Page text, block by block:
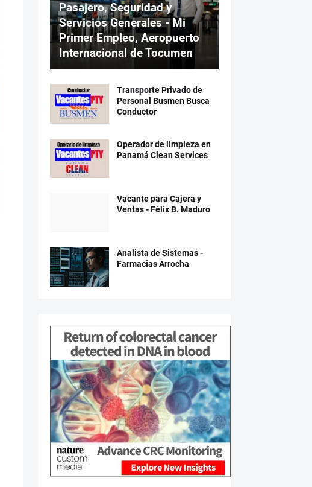
Pasajero, Seguridad y
Servicios Generales - Mi
Primer Empleo, Aeropuerto
Internacional de Tocumen
Transporte Privado de
Personal Busmen Busca
Conductor
Operador de limpieza en
Panamá Clean Services
Vacante para Cajera y
Ventas - Félix B. Maduro
Analista de Sistemas -
Farmacias Arrocha